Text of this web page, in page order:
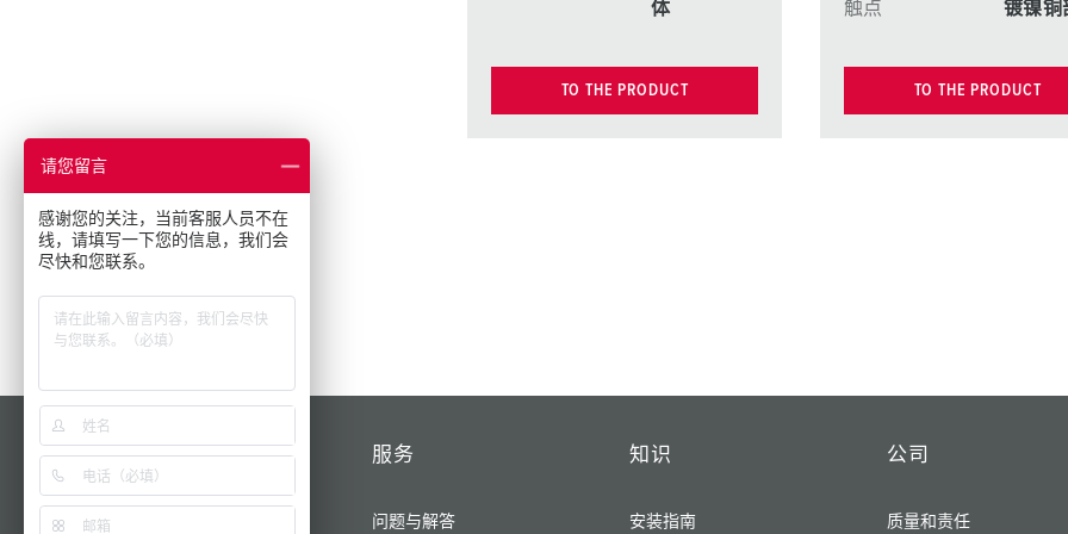
体
TO THE PRODUCT
触点 镀镍铜
TO THE PRODUCT
产品/解决方案 服务
问题与解答
知识
安装指南
公司
质量和责任
请您留言
感谢您的关注，当前客服人员不在
线，请填写一下您的信息，我们会
尽快和您联系。